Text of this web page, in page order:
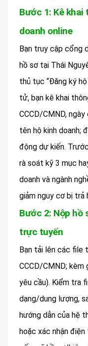
Bước 1: Kê
doanh online
Bạn truy cập cổng
hồ sơ tại Thái
thủ tục “Đăng ký hộ
tử, bạn kê khai
CCCD/CMND,
tên hộ kinh doanh;
động dự kiến.
rà soát kỹ 3 mục
doanh và ngành
giảm nguy cơ bị trả
Bước 2: Nộp hồ
trực tuyến
Bạn tải lên các file
CCCD/CMND;
yêu cầu). Kiểm tra
dạng/dung lượng,
hướng dẫn của hệ
hoặc xác nhận